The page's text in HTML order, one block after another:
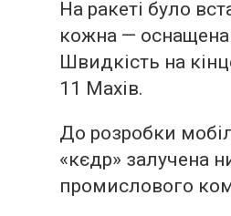
На ракеті було
кожна —
Швидкість на
11 Махів.
До розробки
«кєдр» залучена
промислового